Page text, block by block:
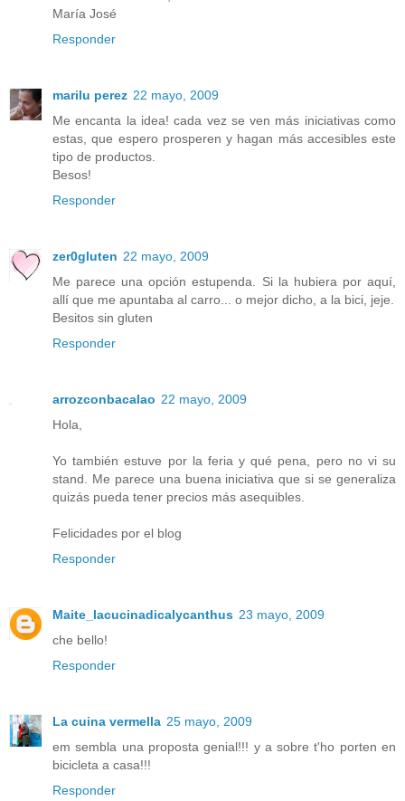
María José
Responder
marilu perez 22 mayo, 2009
Me encanta la idea! cada vez se ven más iniciativas como
estas, que espero prosperen y hagan más accesibles este
tipo de productos.
Besos!
Responder
zer0gluten 22 mayo, 2009
Me parece una opción estupenda. Si la hubiera por aquí,
allí que me apuntaba al carro... o mejor dicho, a la bici, jeje.
Besitos sin gluten
Responder
arrozconbacalao 22 mayo, 2009
Hola,
Yo también estuve por la feria y qué pena, pero no vi su
stand. Me parece una buena iniciativa que si se generaliza
quizás pueda tener precios más asequibles.
Felicidades por el blog
Responder
Maite_lacucinadicalycanthus 23 mayo, 2009
che bello!
Responder
La cuina vermella 25 mayo, 2009
em sembla una proposta genial!!! y a sobre t'ho porten en
bicicleta a casa!!!
Responder